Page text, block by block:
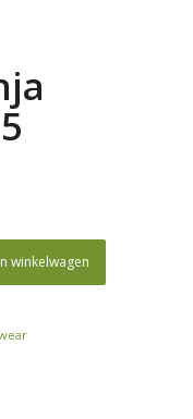
winkelwagen